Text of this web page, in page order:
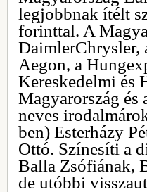
legjobbnak ítélt
forinttal. A
DaimlerChrysler,
Aegon, a
Kereskedelmi és
Magyarország
neves
ben) Esterházy
Ottó. Színesíti a
Balla Zsófiának,
de utóbbi